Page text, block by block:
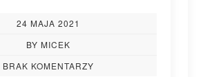
24 MAJA 2021
BY MICEK
BRAK KOMENTARZY